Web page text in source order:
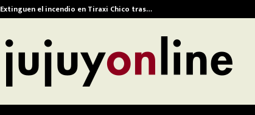
Extinguen el incendio en Tiraxi Chico tras…